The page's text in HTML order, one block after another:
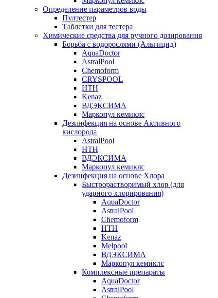
Определение параметров воды
Пултестер
Таблетки для тестера
Химические средства для ручного дозирования
Борьба с водорослями (Альгицид)
AquaDoctor
AstralPool
Chemoform
CRYSPOOL
HTH
Kenaz
ВДЭКСИМА
Маркопул кемиклс
Дезинфекция на основе Активного
кислорода
AstralPool
HTH
ВДЭКСИМА
Маркопул кемиклс
Дезинфекция на основе Хлора
Быстрорастворимый хлор (для
ударного хлорирования)
AquaDoctor
AstralPool
Chemoform
HTH
Kenaz
Melpool
ВДЭКСИМА
Маркопул кемиклс
Комплексные препараты
AquaDoctor
AstralPool